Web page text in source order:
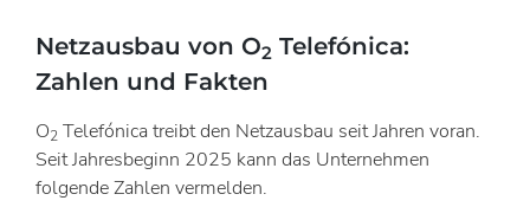
Netzausbau von O2 Telefónica:
Zahlen und Fakten
O2 Telefónica treibt den Netzausbau seit Jahren voran.
Seit Jahresbeginn 2025 kann das Unternehmen
folgende Zahlen vermelden.